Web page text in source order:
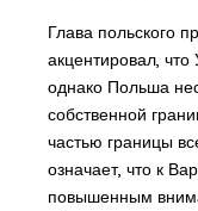
Глава польского
акцентировал,
однако Польша
собственной
частью границы
означает, что к
повышенным